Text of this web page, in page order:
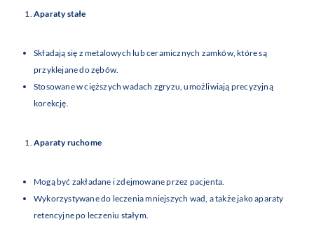
Aparaty stałe
Składają się z metalowych lub ceramicznych zamków, które są
przyklejane do zębów.
Stosowane w cięższych wadach zgryzu, umożliwiają precyzyjną
korekcję.
Aparaty ruchome
Mogą być zakładane i zdejmowane przez pacjenta.
Wykorzystywane do leczenia mniejszych wad, a także jako aparaty
retencyjne po leczeniu stałym.